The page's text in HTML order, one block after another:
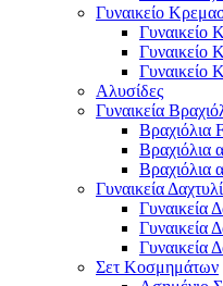
Γυναικείο
Γυναικείο
Γυναικείο
Γυναικείο
Αλυσίδες
Γυναικεία
Βραχιόλια
Βραχιόλια
Βραχιόλια
Γυναικεία
Γυναικεία
Γυναικεία
Γυναικεία
Σετ Κοσμημάτων